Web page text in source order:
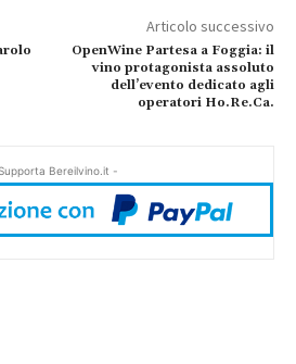
Articolo successivo
OpenWine Partesa a Foggia: il
vino protagonista assoluto
dell’evento dedicato agli
operatori Ho.Re.Ca.
Bereilvino.it -